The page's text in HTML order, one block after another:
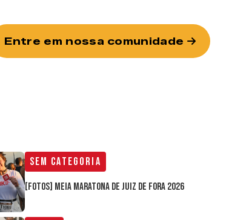
Entre em nossa comunidade
Sem categoria
[FOTOS] Meia Maratona de Juiz de Fora 2026